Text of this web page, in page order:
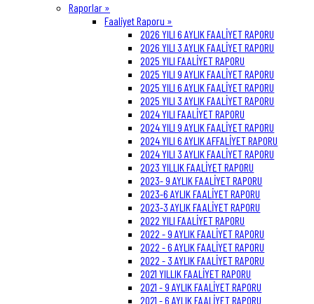
Raporlar »
Faaliyet Raporu »
2026 YILI 6 AYLIK FAALİYET RAPORU
2026 YILI 3 AYLIK FAALİYET RAPORU
2025 YILI FAALİYET RAPORU
2025 YILI 9 AYLIK FAALİYET RAPORU
2025 YILI 6 AYLIK FAALİYET RAPORU
2025 YILI 3 AYLIK FAALİYET RAPORU
2024 YILI FAALİYET RAPORU
2024 YILI 9 AYLIK FAALİYET RAPORU
2024 YILI 6 AYLIK AFFALİYET RAPORU
2024 YILI 3 AYLIK FAALİYET RAPORU
2023 YILLIK FAALİYET RAPORU
2023- 9 AYLIK FAALİYET RAPORU
2023-6 AYLIK FAALİYET RAPORU
2023-3 AYLIK FAALİYET RAPORU
2022 YILI FAALİYET RAPORU
2022 - 9 AYLIK FAALİYET RAPORU
2022 - 6 AYLIK FAALİYET RAPORU
2022 - 3 AYLIK FAALİYET RAPORU
2021 YILLIK FAALİYET RAPORU
2021 - 9 AYLIK FAALİYET RAPORU
2021 - 6 AYLIK FAALİYET RAPORU